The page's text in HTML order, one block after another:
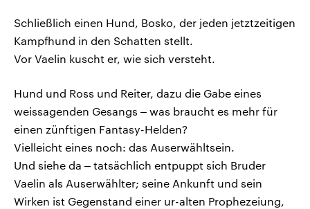
Schließlich einen Hund, Bosko, der jeden jetztzeitigen
Kampfhund in den Schatten stellt.
Vor Vaelin kuscht er, wie sich versteht.
Hund und Ross und Reiter, dazu die Gabe eines
weissagenden Gesangs ‒ was braucht es mehr für
einen zünftigen Fantasy-Helden?
Vielleicht eines noch: das Auserwähltsein.
Und siehe da ‒ tatsächlich entpuppt sich Bruder
Vaelin als Auserwählter; seine Ankunft und sein
Wirken ist Gegenstand einer ur-alten Prophezeiung,